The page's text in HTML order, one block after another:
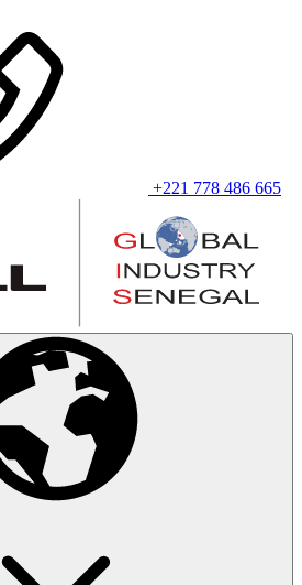
+221 778 486 665